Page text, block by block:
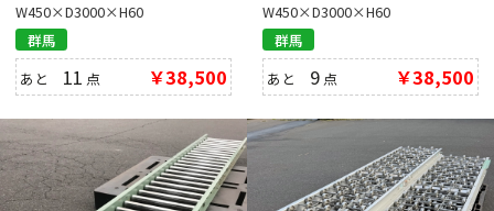
W450×D3000×H60
群馬
あと 11 点 ￥38,500
W450×D3000×H60
群馬
あと 9 点 ￥38,500